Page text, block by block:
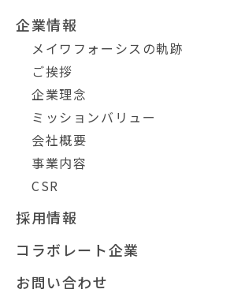
企業情報
メイワフォーシスの軌跡
ご挨拶
企業理念
ミッションバリュー
会社概要
事業内容
CSR
採用情報
コラボレート企業
お問い合わせ